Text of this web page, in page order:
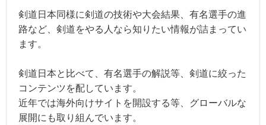
剣道日本同様に剣道の技術や大会結果、有名選手の進
路など、剣道をやる人なら知りたい情報が詰まってい
ます。
剣道日本と比べて、有名選手の解説等、剣道に絞った
コンテンツを配しています。
近年では海外向けサイトを開設する等、グローバルな
展開にも取り組んでいます。